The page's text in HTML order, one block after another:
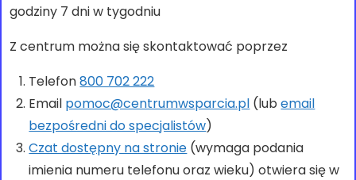
godziny 7 dni w tygodniu
Z centrum można się skontaktować poprzez
Telefon800 702 222
Email pomoc@centrumwsparcia.pl (lubemail
bezpośredni do specjalistów)
Czat dostępny na stronie (wymaga podania
imienia numeru telefonu oraz wieku) otwiera się w